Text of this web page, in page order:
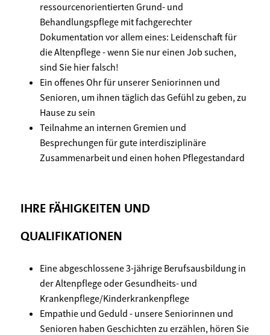
ressourcenorientierten Grund- und
Behandlungspflege mit fachgerechter
Dokumentation vor allem eines: Leidenschaft für
die Altenpflege - wenn Sie nur einen Job suchen,
sind Sie hier falsch!
Ein offenes Ohr für unserer Seniorinnen und
Senioren, um ihnen täglich das Gefühl zu geben, zu
Hause zu sein
Teilnahme an internen Gremien und
Besprechungen für gute interdisziplinäre
Zusammenarbeit und einen hohen Pflegestandard
IHRE FÄHIGKEITEN UND
QUALIFIKATIONEN
Eine abgeschlossene 3-jährige Berufsausbildung in
der Altenpflege oder Gesundheits- und
Krankenpflege/Kinderkrankenpflege
Empathie und Geduld - unsere Seniorinnen und
Senioren haben Geschichten zu erzählen, hören Sie